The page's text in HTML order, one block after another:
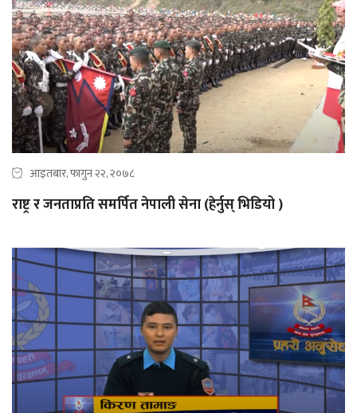
आइतबार, फागुन २२, २०७८
राष्ट्र र जनताप्रति समर्पित नेपाली सेना (हेर्नुस् भिडियो )